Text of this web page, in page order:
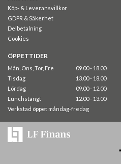
Köp- & Leveransvillkor
GDPR & Säkerhet
Delbetalning
Cookies
ÖPPETTIDER
Mån, Ons, Tor, Fre
09.00 - 18.00
Tisdag
13.00 - 18.00
Lördag
09.00 - 12.00
Lunchstängt
12.00 - 13.00
Verkstad öppet måndag-fredag